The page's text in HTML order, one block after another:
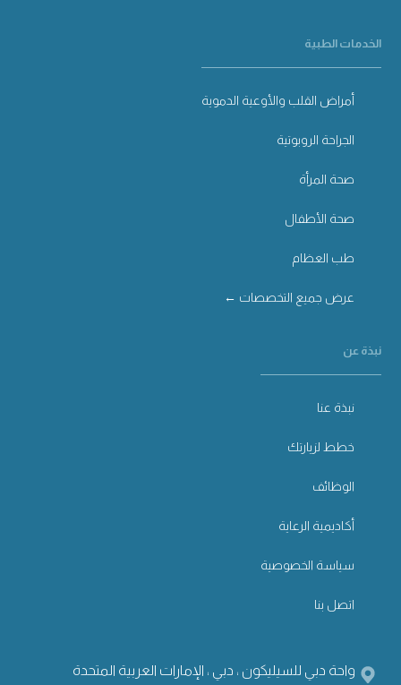
الخدمات الطبية
أمراض القلب والأوعية الدموية
الجراحة الروبوتية
صحة المرأة
صحة الأطفال
طب العظام
عرض جميع التخصصات ←
نبذة عن
نبذة عنا
خطط لزيارتك
الوظائف
أكاديمية الرعاية
سياسة الخصوصية
اتصل بنا
واحة دبي للسيليكون ، دبي ، الإمارات العربية المتحدة